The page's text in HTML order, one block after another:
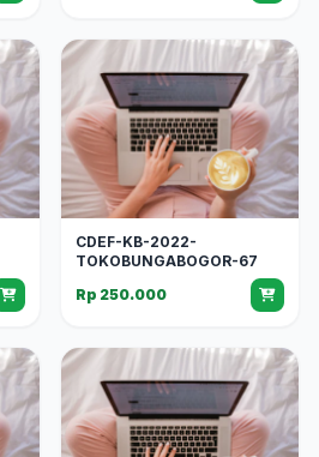
CDEF-KB-2022-
TOKOBUNGABOGOR-67
Rp 250.000